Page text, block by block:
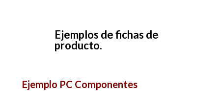
Ejemplos de fichas de
producto.
Ejemplo PC Componentes